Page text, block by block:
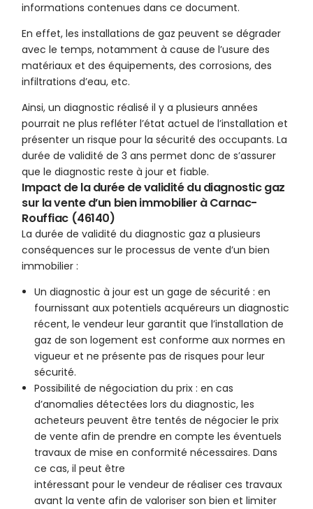
informations contenues dans ce document.
En effet, les installations de gaz peuvent se dégrader
avec le temps, notamment à cause de l’usure des
matériaux et des équipements, des corrosions, des
infiltrations d’eau, etc.
Ainsi, un diagnostic réalisé il y a plusieurs années
pourrait ne plus refléter l’état actuel de l’installation et
présenter un risque pour la sécurité des occupants. La
durée de validité de 3 ans permet donc de s’assurer
que le diagnostic reste à jour et fiable.
Impact de la durée de validité du diagnostic gaz
sur la vente d’un bien immobilier à Carnac-
Rouffiac (46140)
La durée de validité du diagnostic gaz a plusieurs
conséquences sur le processus de vente d’un bien
immobilier :
Un diagnostic à jour est un gage de sécurité : en
fournissant aux potentiels acquéreurs un diagnostic
récent, le vendeur leur garantit que l’installation de
gaz de son logement est conforme aux normes en
vigueur et ne présente pas de risques pour leur
sécurité.
Possibilité de négociation du prix : en cas
d’anomalies détectées lors du diagnostic, les
acheteurs peuvent être tentés de négocier le prix
de vente afin de prendre en compte les éventuels
travaux de mise en conformité nécessaires. Dans
ce cas, il peut être
intéressant pour le vendeur de réaliser ces travaux
avant la vente afin de valoriser son bien et limiter